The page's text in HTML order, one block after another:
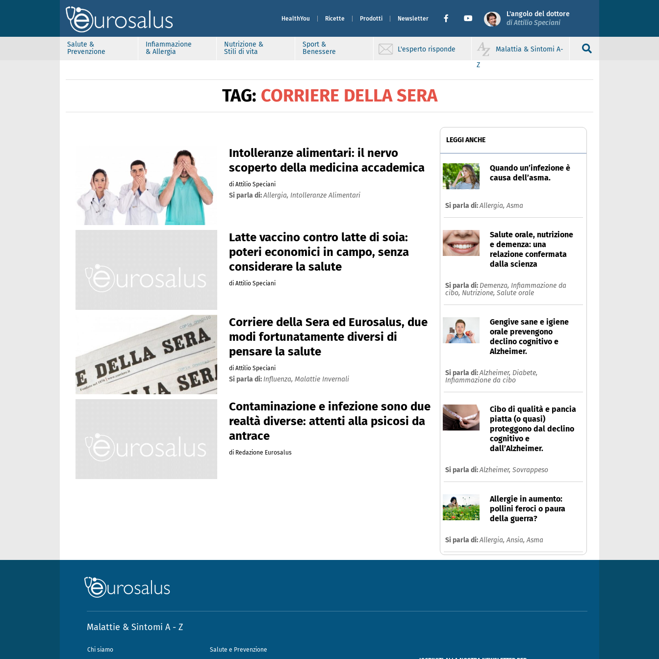
HealthYou Ricette Prodotti Newsletter
L'angolo del dottore
di Attilio Speciani
Salute &
Prevenzione
Infiammazione
& Allergia
Nutrizione &
Stili di vita
Sport &
Benessere
L'esperto risponde
Malattia & Sintomi A-
Z
TAG: CORRIERE DELLA SERA
Intolleranze alimentari: il nervo
scoperto della medicina accademica
di Attilio Speciani
Si parla di:Allergia, Intolleranze Alimentari
Latte vaccino contro latte di soia:
poteri economici in campo, senza
considerare la salute
di Attilio Speciani
Corriere della Sera ed Eurosalus, due
modi fortunatamente diversi di
pensare la salute
di Attilio Speciani
Si parla di: Influenza, Malattie Invernali
Contaminazione e infezione sono due
realtà diverse: attenti alla psicosi da
antrace
di Redazione Eurosalus
LEGGI ANCHE
Quando un’infezione è
causa dell’asma.
Si parla di:Allergia,Asma
Salute orale, nutrizione
e demenza: una
relazione confermata
dalla scienza
Si parla di: Demenza, Infiammazione da
cibo, Nutrizione, Salute orale
Gengive sane e igiene
orale prevengono
declino cognitivo e
Alzheimer.
Si parla di:Alzheimer, Diabete,
Infiammazione da cibo
Cibo di qualità e pancia
piatta (o quasi)
proteggono dal declino
cognitivo e
dall’Alzheimer.
Si parla di:Alzheimer, Sovrappeso
Allergie in aumento:
pollini feroci o paura
della guerra?
Si parla di:Allergia,Ansia,Asma
Malattie & Sintomi A - Z
Chi siamo
Salute e Prevenzione